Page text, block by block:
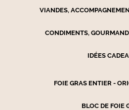
VIANDES,
CONDIMENTS,
IDÉES
FOIE GRAS ENTIER -
BLOC DE FOIE